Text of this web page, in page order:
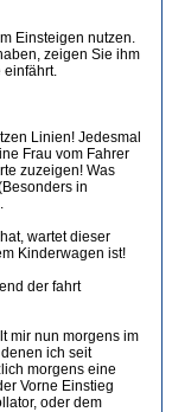
Einsteigen nutzen.
zeigen Sie ihm
einfährt.
Linien! Jedesmal
Frau vom Fahrer
zuzeigen! Was
in
wartet dieser
Kinderwagen ist!
der fahrt
mir nun morgens im
ich seit
morgens eine
Vorne Einstieg
oder dem